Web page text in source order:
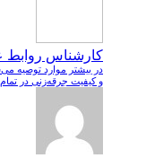
کارشناس روابط
در بیشتر موارد توصیه
و کیفیت جرقه‌زنی در